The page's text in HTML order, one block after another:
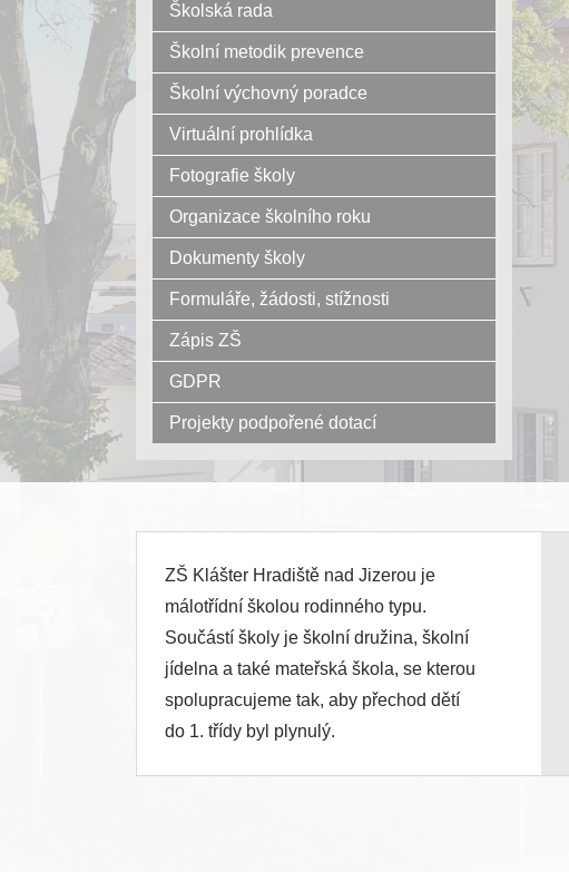
Školská rada
Školní metodik prevence
Školní výchovný poradce
Virtuální prohlídka
Fotografie školy
Organizace školního roku
Dokumenty školy
Formuláře, žádosti, stížnosti
Zápis ZŠ
GDPR
Projekty podpořené dotací
ZŠ Klášter Hradiště nad Jizerou je
málotřídní školou rodinného typu.
Součástí školy je školní družina, školní
jídelna a také mateřská škola, se kterou
spolupracujeme tak, aby přechod dětí
do 1. třídy byl plynulý.